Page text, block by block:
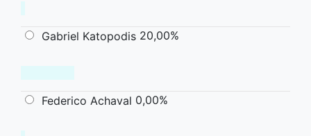
Gabriel Katopodis 20,00%
Federico Achaval 0,00%